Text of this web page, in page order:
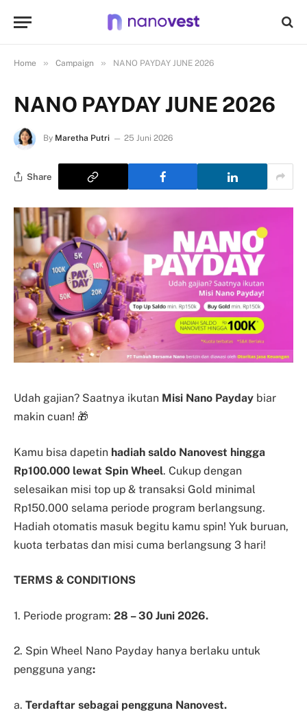
Home » Campaign » NANO PAYDAY JUNE 2026
NANO PAYDAY JUNE 2026
By Maretha Putri 25 Juni 2026
Share
Udah gajian? Saatnya ikutan Misi Nano Payday biar
makin cuan! 🎁
Kamu bisa dapetin hadiah saldo Nanovest hingga
Rp100.000 lewat Spin Wheel. Cukup dengan
selesaikan misi top up & transaksi Gold minimal
Rp150.000 selama periode program berlangsung.
Hadiah otomatis masuk begitu kamu spin! Yuk buruan,
kuota terbatas dan misi cuma berlangsung 3 hari!
TERMS & CONDITIONS
1. Periode program: 28 – 30 Juni 2026.
2. Spin Wheel Nano Payday hanya berlaku untuk
pengguna yang:
a. Terdaftar sebagai pengguna Nanovest.